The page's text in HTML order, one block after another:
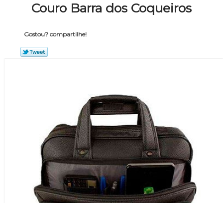
Couro Barra dos Coqueiros
Gostou? compartilhe!